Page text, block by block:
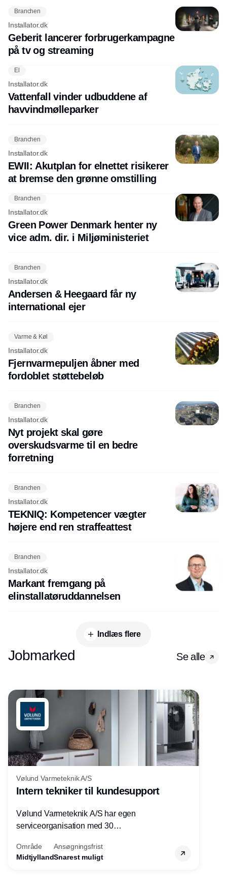
Branchen
Installator.dk
Geberit lancerer forbrugerkampagne
på tv og streaming
El
Installator.dk
Vattenfall vinder udbuddene af
havvindmølleparker
Branchen
Installator.dk
EWII: Akutplan for elnettet risikerer
at bremse den grønne omstilling
Branchen
Installator.dk
Green Power Denmark henter ny
vice adm. dir. i Miljøministeriet
Branchen
Installator.dk
Andersen & Heegaard får ny
international ejer
Varme & Køl
Installator.dk
Fjernvarmepuljen åbner med
fordoblet støttebeløb
Branchen
Installator.dk
Nyt projekt skal gøre
overskudsvarme til en bedre
forretning
Branchen
Installator.dk
TEKNIQ: Kompetencer vægter
højere end ren straffeattest
Branchen
Installator.dk
Markant fremgang på
elinstallatøruddannelsen
Indlæs flere
Jobmarked Se alle
Vølund Varmeteknik A/S
Intern tekniker til kundesupport
Vølund Varmeteknik A/S har egen
serviceorganisation med 30
søger nu endnu en teknisk kollega - denne
gang til kundesupport på kontoret i Herning.
Område
Midtjylland
Ansøgningsfrist
Snarest muligt